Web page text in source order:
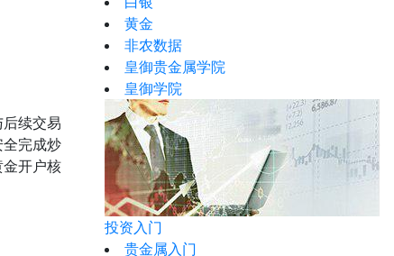
续交易
完成炒
开户核
黄金
非农数据
皇御贵金属学院
皇御学院
投资入门
贵金属入门